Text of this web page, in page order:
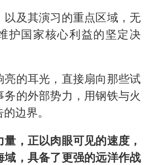
以及其演习的重点区域，无
护国家核心利益的坚定决
亮的耳光，直接扇向那些试
务的外部势力，用钢铁与火
边界。
，正以肉眼可见的速度，
域，具备了更强的远洋作战